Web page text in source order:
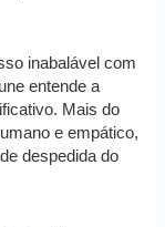
inabalável com
entende a
Mais do
e empático,
despedida do